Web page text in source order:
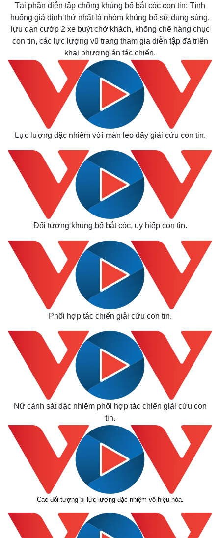
Thế giới
Quan sát
Cuộc sống đó đây
Hồ sơ
Multimedia
Video
E-Magazine
Infographic
Tại phần diễn tập chống khủng bố bắt cóc con tin: Tình
huống giả định thứ nhất là nhóm khủng bố sử dụng súng,
lựu đạn cướp 2 xe buýt chở khách, khống chế hàng chục
con tin, các lực lượng vũ trang tham gia diễn tập đã triển
khai phương án tác chiến.
Lực lượng đặc nhiệm với màn leo dây giải cứu con tin.
Đối tượng khủng bố bắt cóc, uy hiếp con tin.
Phối hợp tác chiến giải cứu con tin.
Nữ cảnh sát đặc nhiệm phối hợp tác chiến giải cứu con
tin.
Các đối tượng bị lực lượng đặc nhiệm vô hiệu hóa.